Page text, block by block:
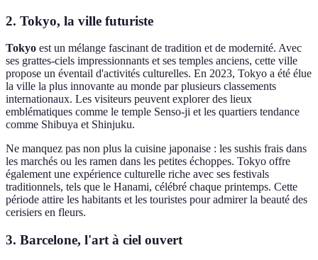
2. Tokyo, la ville futuriste
Tokyo est un mélange fascinant de tradition et de modernité. Avec
ses grattes-ciels impressionnants et ses temples anciens, cette ville
propose un éventail d'activités culturelles. En 2023, Tokyo a été élue
la ville la plus innovante au monde par plusieurs classements
internationaux. Les visiteurs peuvent explorer des lieux
emblématiques comme le temple Senso-ji et les quartiers tendance
comme Shibuya et Shinjuku.
Ne manquez pas non plus la cuisine japonaise : les sushis frais dans
les marchés ou les ramen dans les petites échoppes. Tokyo offre
également une expérience culturelle riche avec ses festivals
traditionnels, tels que le Hanami, célébré chaque printemps. Cette
période attire les habitants et les touristes pour admirer la beauté des
cerisiers en fleurs.
3. Barcelone, l'art à ciel ouvert